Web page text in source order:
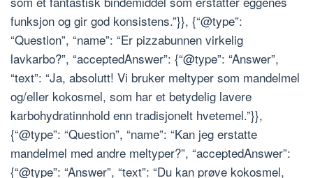
funksjon og gir god konsistens.”}}, {“@type”:
“Question”, “name”: “Er pizzabunnen virkelig
lavkarbo?”, “acceptedAnswer”: {“@type”: “Answer”,
“text”: “Ja, absolutt! Vi bruker meltyper som mandelmel
og/eller kokosmel, som har et betydelig lavere
karbohydratinnhold enn tradisjonelt hvetemel.”}},
{“@type”: “Question”, “name”: “Kan jeg erstatte
mandelmel med andre meltyper?”, “acceptedAnswer”:
{“@type”: “Answer”, “text”: “Du kan prøve kokosmel,